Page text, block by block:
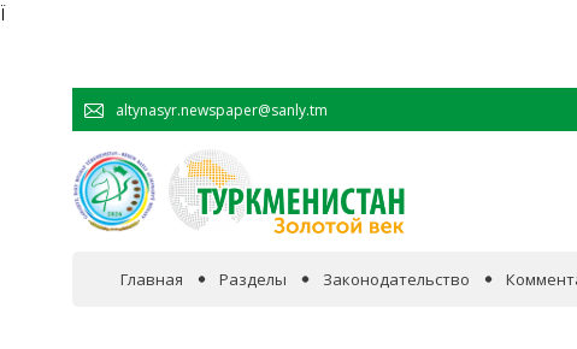
Ï
altynasyr.newspaper@sanly.tm
Главная Разделы Законодательство